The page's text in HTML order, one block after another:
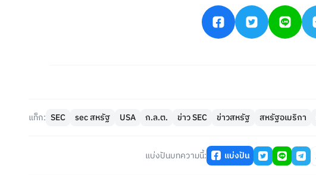
แท็ก: SEC sec สหรัฐ USA ก.ล.ต. ข่าว SEC ข่าวสหรัฐ สหรัฐอเมริกา
แบ่งปันบทความนี้: แบ่งปัน